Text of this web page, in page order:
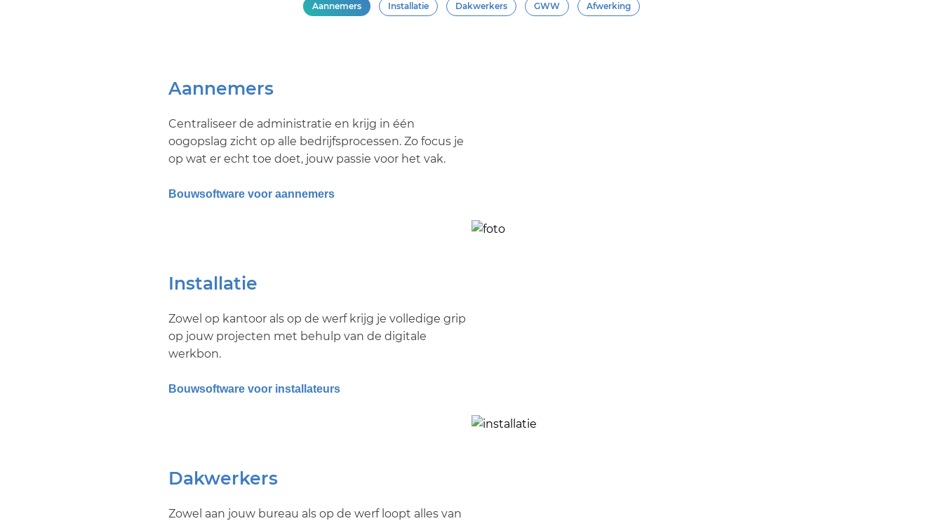
Aannemers Installatie Dakwerkers GWW Afwerking
Aannemers
Centraliseer de administratie en krijg in één
oogopslag zicht op alle bedrijfsprocessen. Zo focus je
op wat er echt toe doet, jouw passie voor het vak.
Bouwsoftware voor aannemers
Installatie
Zowel op kantoor als op de werf krijg je volledige grip
op jouw projecten met behulp van de digitale
werkbon.
Bouwsoftware voor installateurs
Dakwerkers
Zowel aan jouw bureau als op de werf loopt alles van